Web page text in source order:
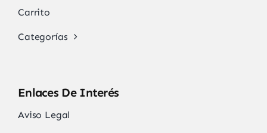
Carrito
Categorías
Enlaces De Interés
Aviso Legal